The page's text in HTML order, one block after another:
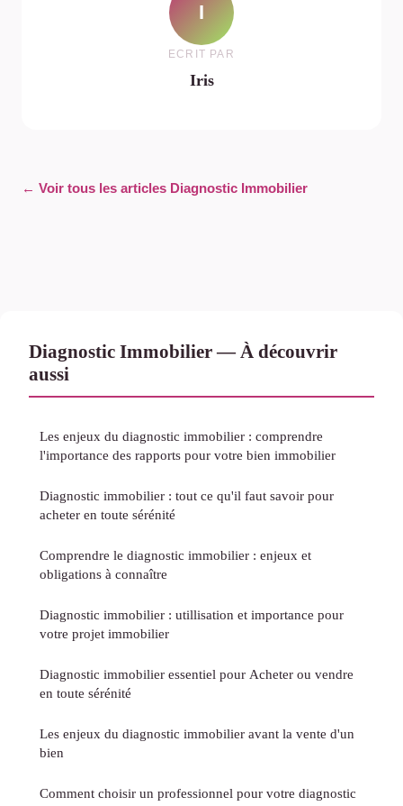
I
ECRIT PAR
Iris
← Voir tous les articles Diagnostic Immobilier
Diagnostic Immobilier — À découvrir
aussi
Les enjeux du diagnostic immobilier : comprendre
l'importance des rapports pour votre bien immobilier
Diagnostic immobilier : tout ce qu'il faut savoir pour
acheter en toute sérénité
Comprendre le diagnostic immobilier : enjeux et
obligations à connaître
Diagnostic immobilier : utillisation et importance pour
votre projet immobilier
Diagnostic immobilier essentiel pour Acheter ou vendre
en toute sérénité
Les enjeux du diagnostic immobilier avant la vente d'un
bien
Comment choisir un professionnel pour votre diagnostic